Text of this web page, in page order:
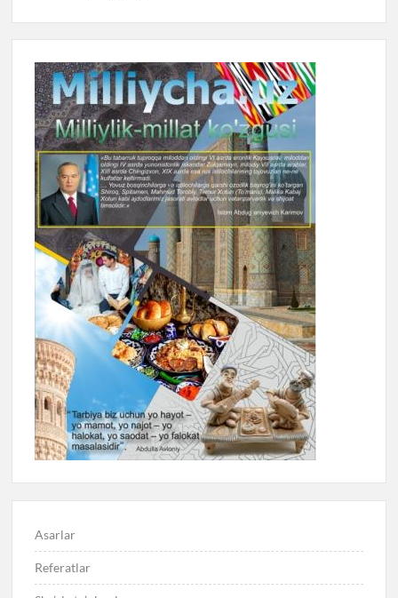
Asarlar
Referatlar